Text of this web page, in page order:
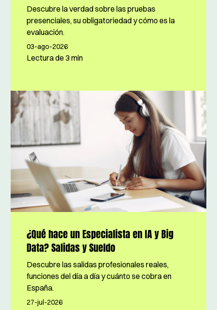
Descubre la verdad sobre las pruebas
presenciales, su obligatoriedad y cómo es la
evaluación.
03-ago-2026
Lectura de3 min
¿Qué hace un Especialista en IA y Big
Data? Salidas y Sueldo
Descubre las salidas profesionales reales,
funciones del día a día y cuánto se cobra en
España.
27-jul-2026